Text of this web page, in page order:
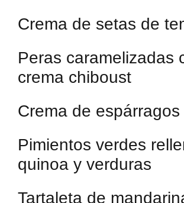
Crema de setas de
Peras caramelizadas
crema chiboust
Crema de
Pimientos verdes
quinoa y verduras
Tartaleta de